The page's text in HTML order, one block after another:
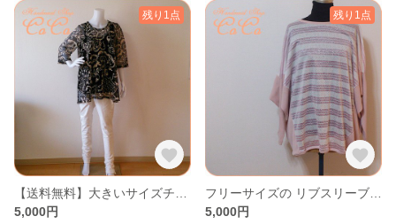
残り1点
5,000円
残り1点
5,000円